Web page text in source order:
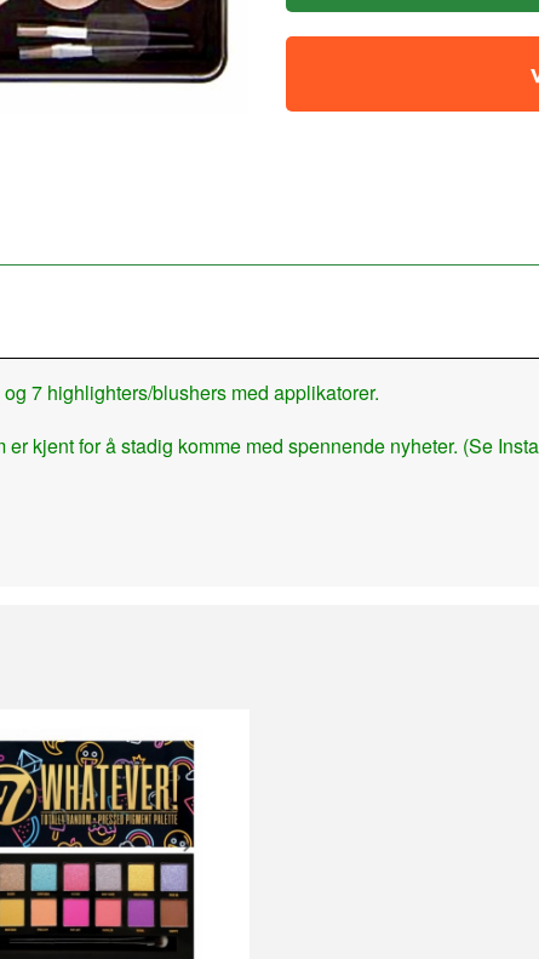
7 highlighters/blushers med applikatorer.
kjent for å stadig komme med spennende nyheter. (Se